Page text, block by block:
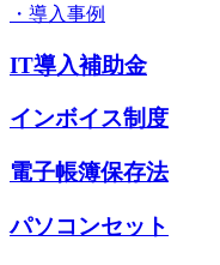
・導入事例
IT導入補助金
インボイス制度
電子帳簿保存法
パソコンセット